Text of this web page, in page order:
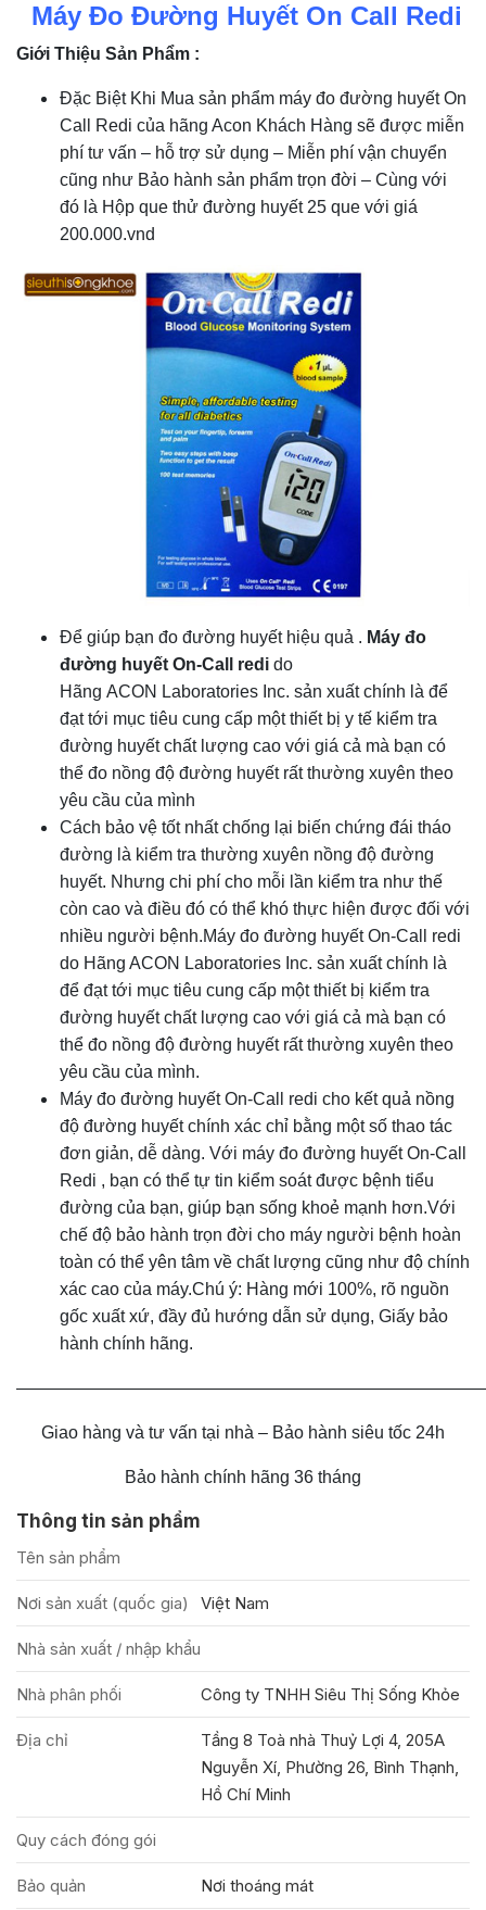
Máy Đo Đường Huyết On Call Redi
Giới Thiệu Sản Phẩm :
Đặc Biệt Khi Mua sản phẩm máy đo đường huyết On
Call Redi của hãng Acon Khách Hàng sẽ được miễn
phí tư vấn – hỗ trợ sử dụng – Miễn phí vận chuyển
cũng như Bảo hành sản phẩm trọn đời – Cùng với
đó là Hộp que thử đường huyết 25 que với giá
200.000.vnd
Để giúp bạn đo đường huyết hiệu quả . Máy đo
đường huyết On-Call redi do
Hãng ACON Laboratories Inc. sản xuất chính là để
đạt tới mục tiêu cung cấp một thiết bị y tế kiểm tra
đường huyết chất lượng cao với giá cả mà bạn có
thể đo nồng độ đường huyết rất thường xuyên theo
yêu cầu của mình
Cách bảo vệ tốt nhất chống lại biến chứng đái tháo
đường là kiểm tra thường xuyên nồng độ đường
huyết. Nhưng chi phí cho mỗi lần kiểm tra như thế
còn cao và điều đó có thể khó thực hiện được đối với
nhiều người bệnh.Máy đo đường huyết On-Call redi
do Hãng ACON Laboratories Inc. sản xuất chính là
để đạt tới mục tiêu cung cấp một thiết bị kiểm tra
đường huyết chất lượng cao với giá cả mà bạn có
thể đo nồng độ đường huyết rất thường xuyên theo
yêu cầu của mình.
Máy đo đường huyết On-Call redi cho kết quả nồng
độ đường huyết chính xác chỉ bằng một số thao tác
đơn giản, dễ dàng. Với máy đo đường huyết On-Call
Redi , bạn có thể tự tin kiểm soát được bệnh tiểu
đường của bạn, giúp bạn sống khoẻ mạnh hơn.Với
chế độ bảo hành trọn đời cho máy người bệnh hoàn
toàn có thể yên tâm về chất lượng cũng như độ chính
xác cao của máy.Chú ý: Hàng mới 100%, rõ nguồn
gốc xuất xứ, đầy đủ hướng dẫn sử dụng, Giấy bảo
hành chính hãng.
Giao hàng và tư vấn tại nhà – Bảo hành siêu tốc 24h
Bảo hành chính hãng 36 tháng
Thông tin sản phẩm
Tên sản phẩm
Nơi sản xuất (quốc gia) Việt Nam
Nhà sản xuất / nhập khẩu
Nhà phân phối Công ty TNHH Siêu Thị Sống Khỏe
Địa chỉ
Tầng 8 Toà nhà Thuỷ Lợi 4, 205A
Nguyễn Xí, Phường 26, Bình Thạnh,
Hồ Chí Minh
Quy cách đóng gói
Bảo quản Nơi thoáng mát